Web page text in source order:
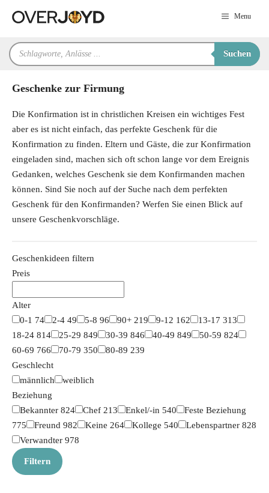
Inhalt
Menu
Products
search
Suchen
Geschenke zur Firmung
Die Konfirmation ist in christlichen Kreisen ein wichtiges Fest
aber es ist nicht einfach, das perfekte Geschenk für die
Konfirmation zu finden. Eltern und Gäste, die zur Konfirmation
eingeladen sind, machen sich oft schon lange vor dem Ereignis
Gedanken, welches Geschenk sie dem Konfirmanden machen
können. Sind Sie noch auf der Suche nach dem perfekten
Geschenk für den Konfirmanden? Werfen Sie einen Blick auf
unsere Geschenkvorschläge.
Geschenkideen filtern
Preis
Alter
0-1 74 2-4 49 5-8 96 90+ 219 9-12 162 13-17 313
18-24 814 25-29 849 30-39 846 40-49 849 50-59 824
60-69 766 70-79 350 80-89 239
Geschlecht
männlich
weiblich
Beziehung
Bekannter 824 Chef 213 Enkel/-in 540
Feste Beziehung
775
Freund 982 Keine 264 Kollege 540 Lebenspartner 828
Verwandter 978
Filtern